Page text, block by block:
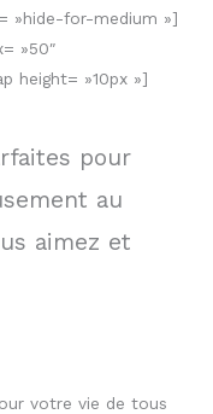
»hide-for-medium »]
»50″
height= »10px »]
pour
au
aimez et
votre vie de tous